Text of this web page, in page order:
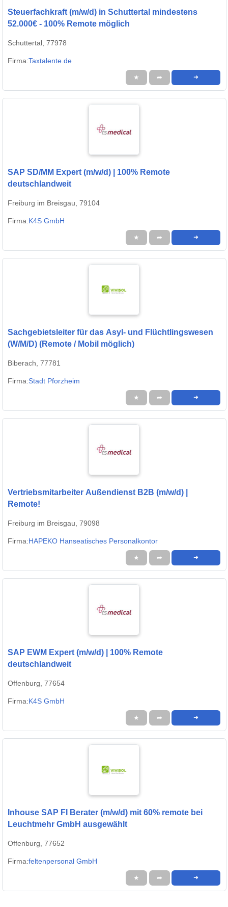
Steuerfachkraft (m/w/d) in Schuttertal mindestens
52.000€ - 100% Remote möglich
Schuttertal, 77978
Firma:Taxtalente.de
★ ➦ ➜
SAP SD/MM Expert (m/w/d) | 100% Remote
deutschlandweit
Freiburg im Breisgau, 79104
Firma:K4S GmbH
★ ➦ ➜
Sachgebietsleiter für das Asyl- und Flüchtlingswesen
(W/M/D) (Remote / Mobil möglich)
Biberach, 77781
Firma:Stadt Pforzheim
★ ➦ ➜
Vertriebsmitarbeiter Außendienst B2B (m/w/d) |
Remote!
Freiburg im Breisgau, 79098
Firma:HAPEKO Hanseatisches Personalkontor
★ ➦ ➜
SAP EWM Expert (m/w/d) | 100% Remote
deutschlandweit
Offenburg, 77654
Firma:K4S GmbH
★ ➦ ➜
Inhouse SAP FI Berater (m/w/d) mit 60% remote bei
Leuchtmehr GmbH ausgewählt
Offenburg, 77652
Firma:feltenpersonal GmbH
★ ➦ ➜